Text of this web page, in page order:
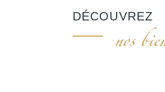
DÉCOUVREZ
nos